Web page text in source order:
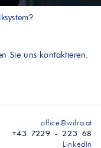
Sie uns kontaktieren.
office@wifra.at
+43 7229 - 223 68
LinkedIn